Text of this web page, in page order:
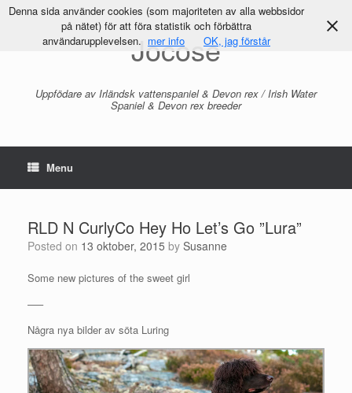
Jocose
Uppfödare av Irländsk vattenspaniel & Devon rex / Irish Water
Spaniel & Devon rex breeder
Menu
RLD N CurlyCo Hey Ho Let’s Go ”Lura”
Posted on 13 oktober, 2015 by Susanne
Some new pictures of the sweet girl
—–
Några nya bilder av söta Luring
Denna sida använder cookies (som majoriteten av alla webbsidor
på nätet) för att föra statistik och förbättra
användarupplevelsen. mer info OK, jag förstår